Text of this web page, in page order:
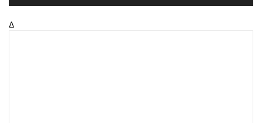
Δ